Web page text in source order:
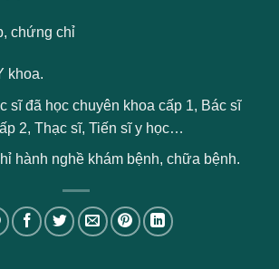
chứng chỉ
khoa.
sĩ đã học chuyên khoa cấp 1, Bác sĩ
2, Thạc sĩ, Tiến sĩ y học…
hành nghề khám bệnh, chữa bệnh.